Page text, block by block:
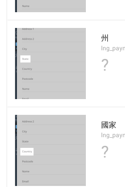
州
?
國家
?